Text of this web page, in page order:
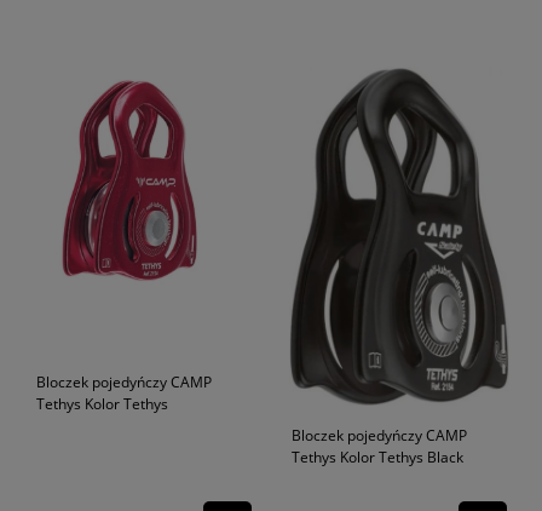
Bloczek pojedyńczy CAMP
Tethys Kolor Tethys
Bloczek pojedyńczy CAMP
Tethys Kolor Tethys Black